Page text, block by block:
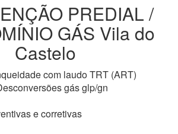
PREDIAL /
GÁS Vila do
Castelo
com laudo TRT (ART)
gás glp/gn
e corretivas